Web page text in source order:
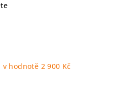
v hodnotě 2 900 Kč